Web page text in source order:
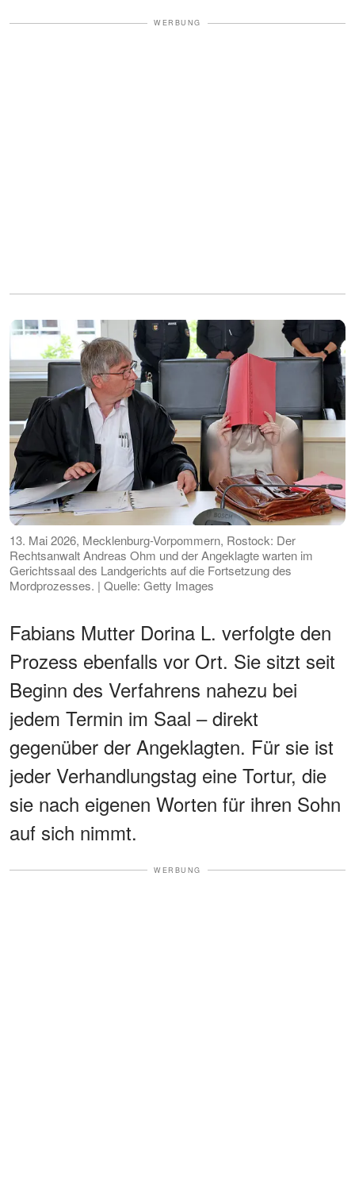
WERBUNG
13. Mai 2026, Mecklenburg-Vorpommern, Rostock: Der
Rechtsanwalt Andreas Ohm und der Angeklagte warten im
Gerichtssaal des Landgerichts auf die Fortsetzung des
Mordprozesses. | Quelle: Getty Images
Fabians Mutter Dorina L. verfolgte den
Prozess ebenfalls vor Ort. Sie sitzt seit
Beginn des Verfahrens nahezu bei
jedem Termin im Saal – direkt
gegenüber der Angeklagten. Für sie ist
jeder Verhandlungstag eine Tortur, die
sie nach eigenen Worten für ihren Sohn
auf sich nimmt.
WERBUNG